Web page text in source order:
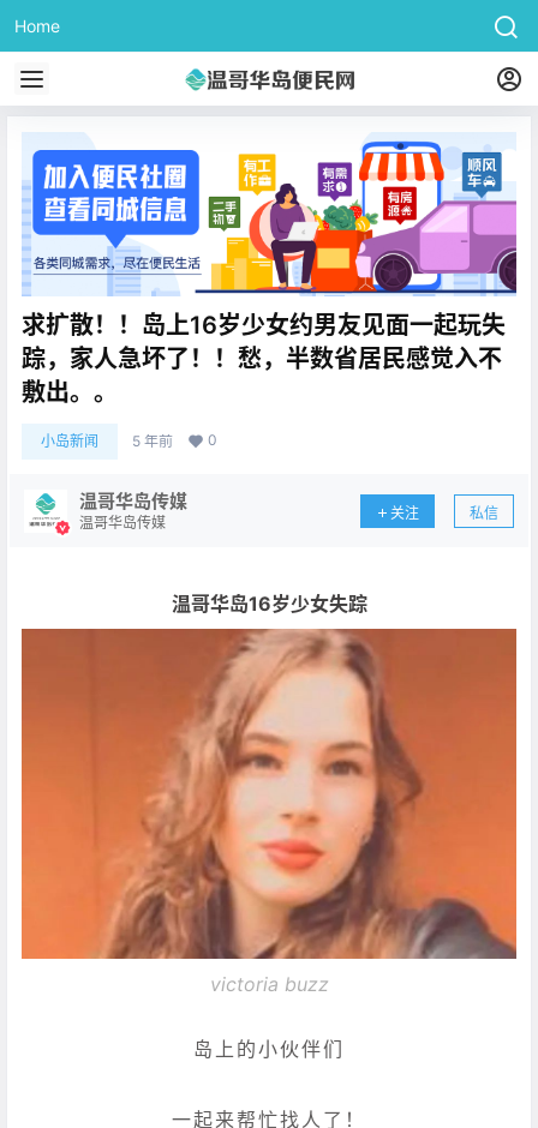
Home
求扩散！！岛上16岁少女约男友见面一起玩失
踪，家人急坏了！！愁，半数省居民感觉入不
敷出。。
小岛新闻 5 年前 0
温哥华岛传媒
温哥华岛传媒
关注 私信
温哥华岛16岁少女失踪
victoria buzz
岛上的小伙伴们
一起来帮忙找人了！